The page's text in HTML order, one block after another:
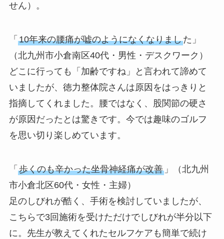
せん）。
「 10年来の腰痛が嘘のようになくなりました」
（北九州市小倉南区40代・男性・デスクワーク）
どこに行っても「加齢ですね」と言われて諦めて
いましたが、徳力整体院さんは原因をはっきりと
指摘してくれました。腰ではなく、股関節の硬さ
が原因だったとは驚きです。今では趣味のゴルフ
を思い切り楽しめています。
「 歩くのも辛かった坐骨神経痛が改善」（北九州
市小倉北区60代・女性・主婦）
足のしびれが酷く、手術を検討していましたが、
こちらで3回施術を受けただけでしびれが半分以下
に。先生が教えてくれたセルフケアも簡単で続け